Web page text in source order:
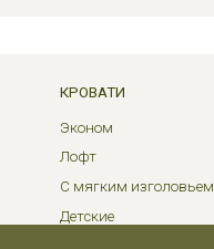
КРОВАТИ
Эконом
Лофт
С мягким изголовьем
Детские